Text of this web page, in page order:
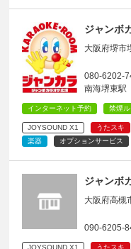
ジャンボ
大阪府堺市
080-6202-
南海堺東駅
インターネット予約 禁煙
JOYSOUND X1 うたスキ
楽器
オプションサービス
ジャンボ
大阪府高
090-6205-
JOYSOUND X1 うたスキ